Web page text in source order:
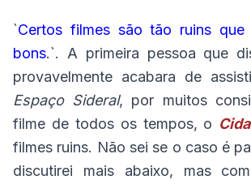
`Certos filmes são tão ruins que
bons.`. A primeira pessoa que
provavelmente acabara de
Espaço Sideral, por muitos
filme de todos os tempos, o
filmes ruins. Não sei se o caso é
discutirei mais abaixo, mas